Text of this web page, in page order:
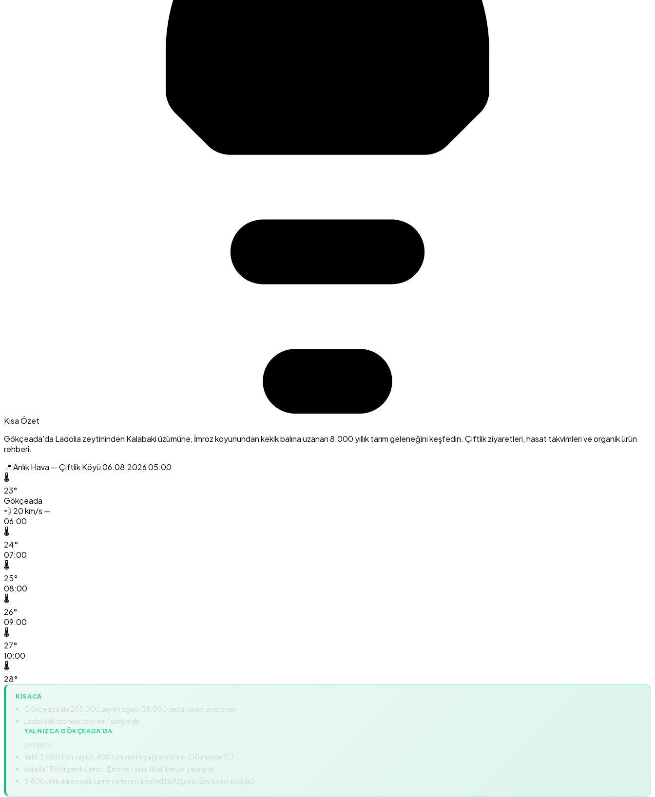
Kısa Özet
Gökçeada'da Ladolia zeytininden Kalabaki üzümüne, İmroz koyunundan kekik balına uzanan 8.000 yıllık tarım geleneğini keşfedin. Çiftlik ziyaretleri, hasat takvimleri ve organik ürün
rehberi.
📍 Anlık Hava — Çiftlik Köyü06.08.2026 05:00
🌡️
23°
Gökçeada
💨 20 km/s —
06:00
🌡️
24°
07:00
🌡️
25°
08:00
🌡️
26°
09:00
🌡️
27°
10:00
🌡️
28°
KISACA
Gökçeada'da 255.000 zeytin ağacı, 35.000 dekar tarım arazisi var
Ladolia (Koroneiki) zeytini Türkiye'de
YALNIZCA GÖKÇEADA'DA
yetişiyor
Yıllık 3.000 ton zeytin, 600 ton zeytinyağı üretimi (~210 milyon TL)
Adada 159 organik üretici, Ecocert sertifikalı üretim yapılıyor
8.800 yıllık arkeolojik tarım yerleşimi keşfedildi (Uğurlu-Zeytinlik Höyüğü)